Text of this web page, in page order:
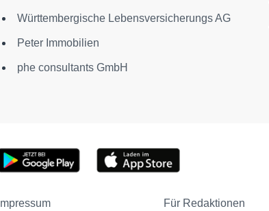
Württembergische Lebensversicherungs AG
Peter Immobilien
phe consultants GmbH
Impressum Für Redaktionen